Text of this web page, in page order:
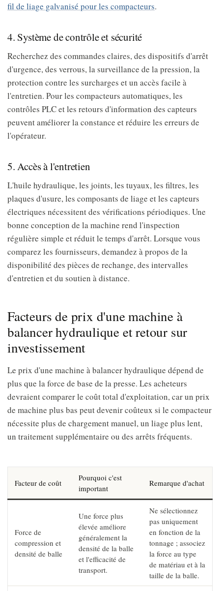
fil de liage galvanisé pour les compacteurs.
4. Système de contrôle et sécurité
Recherchez des commandes claires, des dispositifs d'arrêt
d'urgence, des verrous, la surveillance de la pression, la
protection contre les surcharges et un accès facile à
l'entretien. Pour les compacteurs automatiques, les
contrôles PLC et les retours d'information des capteurs
peuvent améliorer la constance et réduire les erreurs de
l'opérateur.
5. Accès à l'entretien
L'huile hydraulique, les joints, les tuyaux, les filtres, les
plaques d'usure, les composants de liage et les capteurs
électriques nécessitent des vérifications périodiques. Une
bonne conception de la machine rend l'inspection
régulière simple et réduit le temps d'arrêt. Lorsque vous
comparez les fournisseurs, demandez à propos de la
disponibilité des pièces de rechange, des intervalles
d'entretien et du soutien à distance.
Facteurs de prix d'une machine à
balancer hydraulique et retour sur
investissement
Le prix d'une machine à balancer hydraulique dépend de
plus que la force de base de la presse. Les acheteurs
devraient comparer le coût total d'exploitation, car un prix
de machine plus bas peut devenir coûteux si le compacteur
nécessite plus de chargement manuel, un liage plus lent,
un traitement supplémentaire ou des arrêts fréquents.
Facteur de coût
Pourquoi c'est
important
Remarque d'achat
Force de
compression et
densité de balle
Une force plus
élevée améliore
généralement la
densité de la balle
et l'efficacité de
transport.
Ne sélectionnez
pas uniquement
en fonction de la
tonnage ; associez
la force au type
de matériau et à la
taille de la balle.